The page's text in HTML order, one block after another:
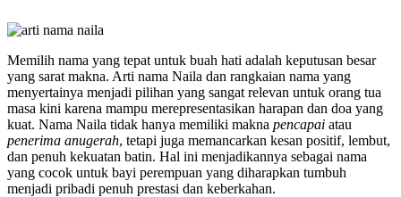
Memilih nama yang tepat untuk buah hati adalah keputusan besar
yang sarat makna. Arti nama Naila dan rangkaian nama yang
menyertainya menjadi pilihan yang sangat relevan untuk orang tua
masa kini karena mampu merepresentasikan harapan dan doa yang
kuat. Nama Naila tidak hanya memiliki makna pencapai atau
penerima anugerah, tetapi juga memancarkan kesan positif, lembut,
dan penuh kekuatan batin. Hal ini menjadikannya sebagai nama
yang cocok untuk bayi perempuan yang diharapkan tumbuh
menjadi pribadi penuh prestasi dan keberkahan.